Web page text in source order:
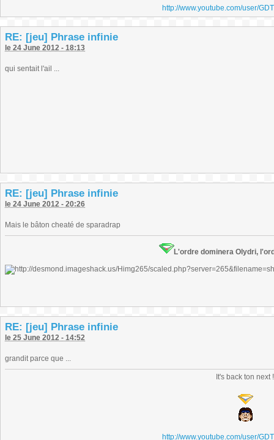
http://www.youtube.com/user/
RE: [jeu] Phrase infinie
le 24 June 2012 - 18:13
qui sentait l'ail ...
RE: [jeu] Phrase infinie
le 24 June 2012 - 20:26
Mais le bâton cheaté de sparadrap
L'ordre dominera Olydri,
RE: [jeu] Phrase infinie
le 25 June 2012 - 14:52
grandit parce que ...
It's back ton next !
http://www.youtube.com/user/